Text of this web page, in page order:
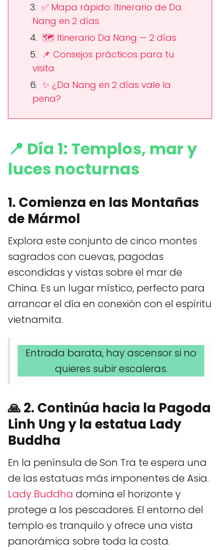
✅ Mapa rápido: Itinerario de Da
Nang en 2 días
🗺️ Itinerario Da Nang — 2 días
📌 Consejos prácticos para tu
visita
✨ ¿Da Nang en 2 días vale la
pena?
📍 Día 1: Templos, mar y
luces nocturnas
1. Comienza en las Montañas
de Mármol
Explora este conjunto de cinco montes
sagrados con cuevas, pagodas
escondidas y vistas sobre el mar de
China. Es un lugar místico, perfecto para
arrancar el día en conexión con el espíritu
vietnamita.
Entrada barata, hay ascensor si no
quieres subir escaleras.
🙏2. Continúa hacia la Pagoda
Linh Ung y la estatua Lady
Buddha
En la península de Son Tra te espera una
de las estatuas más imponentes de Asia.
Lady Buddha domina el horizonte y
protege a los pescadores. El entorno del
templo es tranquilo y ofrece una vista
panorámica sobre toda la costa.